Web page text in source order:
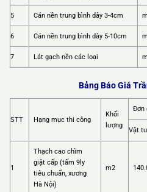
5 Cán nền trung bình dày 3-4cm
6 Cán nền trung bình dày 5-10cm
7 Lát gạch nền các loại
Bảng Báo Giá
STT Hạng mục thi công
Khối
lượng
Đơn
Vật tư
1
Thạch cao chìm
giật cấp (tấm 9ly
tiêu chuẩn, xương
Hà Nội)
m2